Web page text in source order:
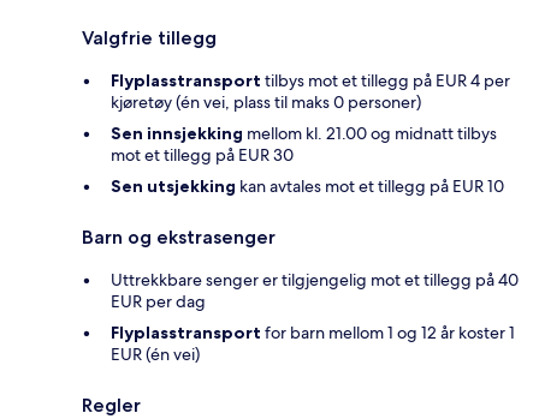
Valgfrie tillegg
Flyplasstransport tilbys mot et tillegg på EUR 4 per
kjøretøy (én vei, plass til maks 0 personer)
Sen innsjekking mellom kl. 21.00 og midnatt tilbys
mot et tillegg på EUR 30
Sen utsjekking kan avtales mot et tillegg på EUR 10
Barn og ekstrasenger
Uttrekkbare senger er tilgjengelig mot et tillegg på 40
EUR per dag
Flyplasstransport for barn mellom 1 og 12 år koster 1
EUR (én vei)
Regler